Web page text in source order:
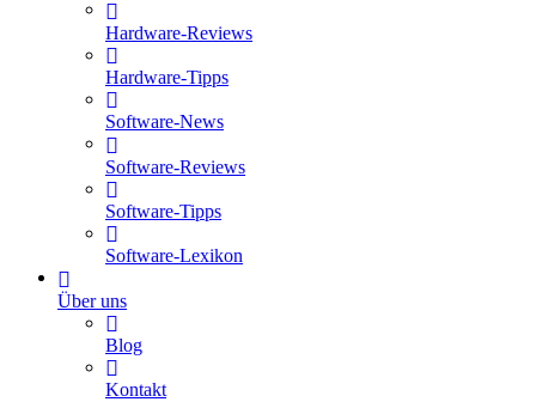
Hardware-Reviews
Hardware-Tipps
Software-News
Software-Reviews
Software-Tipps
Software-Lexikon
Über uns
Blog
Kontakt